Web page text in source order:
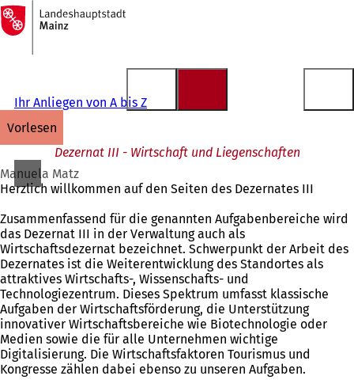
Inhalt anspringen
Zur
Startseite
Ihr Anliegen von A bis Z
vorlesen
Dezernat III - Wirtschaft und Liegenschaften
Manuela Matz
Herzlich willkommen auf den Seiten des Dezernates III
Zusammenfassend für die genannten Aufgabenbereiche wird
das Dezernat III in der Verwaltung auch als
Wirtschaftsdezernat bezeichnet. Schwerpunkt der Arbeit des
Dezernates ist die Weiterentwicklung des Standortes als
attraktives Wirtschafts-, Wissenschafts- und
Technologiezentrum. Dieses Spektrum umfasst klassische
Aufgaben der Wirtschaftsförderung, die Unterstützung
innovativer Wirtschaftsbereiche wie Biotechnologie oder
Medien sowie die für alle Unternehmen wichtige
Digitalisierung. Die Wirtschaftsfaktoren Tourismus und
Kongresse zählen dabei ebenso zu unseren Aufgaben.